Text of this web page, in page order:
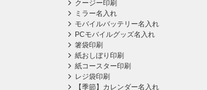
クージー印刷
ミラー名入れ
モバイルバッテリー名入れ
PCモバイルグッズ名入れ
箸袋印刷
紙おしぼり印刷
紙コースター印刷
レジ袋印刷
【季節】カレンダー名入れ